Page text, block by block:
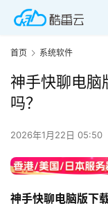
首页 系统软件
神手快聊电脑
吗？
2026年1月22日 05:50
神手快聊电脑版下